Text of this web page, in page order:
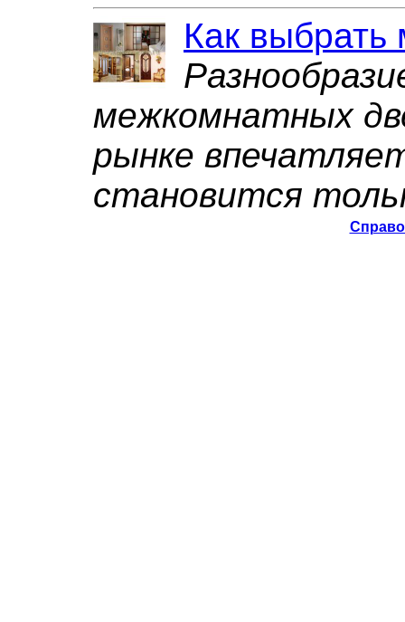
Как
межкомнатных
рынке
становится